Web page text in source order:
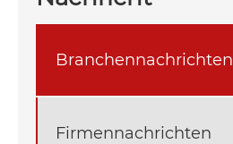
Branchennachrichten
Firmennachrichten